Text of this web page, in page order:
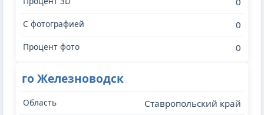
0
0
го Железноводск
Ставропольский край